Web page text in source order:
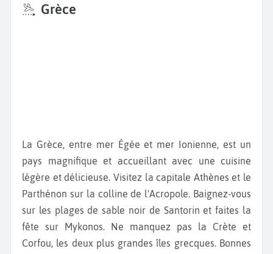
Grèce
La Grèce, entre mer Égée et mer Ionienne, est un
pays magnifique et accueillant avec une cuisine
légère et délicieuse. Visitez la capitale Athènes et le
Parthénon sur la colline de l'Acropole. Baignez-vous
sur les plages de sable noir de Santorin et faites la
fête sur Mykonos. Ne manquez pas la Crète et
Corfou, les deux plus grandes îles grecques. Bonnes